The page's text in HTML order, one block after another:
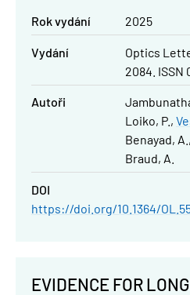
Rok vydání 2025
Vydání
Optics
2084. ISSN
Autoři
Loiko, P.
Benayad, A.
Braud, A.
DOI
https://doi.org/10.1364/
EVIDENCE FOR